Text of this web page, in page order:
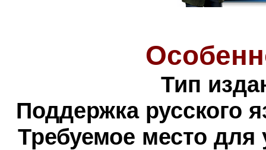
Тип
Поддержка русского
Требуемое место